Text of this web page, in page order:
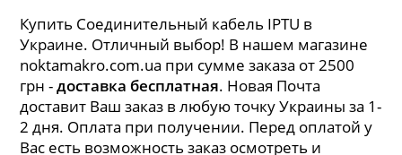
Купить Соединительный кабель IPTU в
Украине. Отличный выбор! В нашем магазине
noktamakro.com.ua при сумме заказа от 2500
грн -доставка бесплатная. Новая Почта
доставит Ваш заказ в любую точку Украины за 1-
2 дня. Оплата при получении. Перед оплатой у
Вас есть возможность заказ осмотреть и